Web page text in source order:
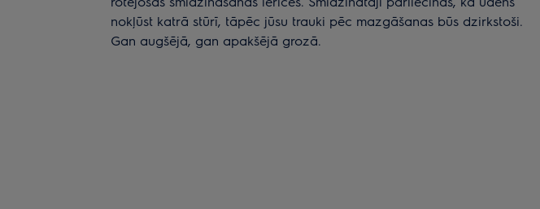
nokļūst katrā stūrī, tāpēc jūsu trauki pēc mazgāšanas būs dzirkstoši.
Gan augšējā, gan apakšējā grozā.